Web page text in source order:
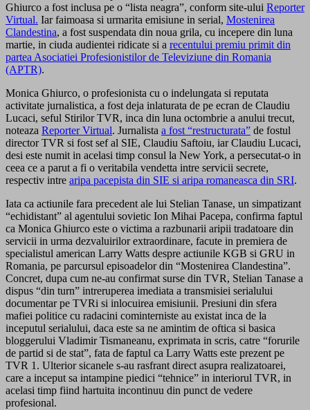
Ghiurco a fost inclusa pe o “lista neagra”, conform site-ului Reporter
Virtual. Iar faimoasa si urmarita emisiune in serial, Mostenirea
Clandestina, a fost suspendata din noua grila, cu incepere din luna
martie, in ciuda audientei ridicate si a recentului premiu primit din
partea Asociatiei Profesionistilor de Televiziune din Romania
(APTR).
Monica Ghiurco, o profesionista cu o indelungata si reputata
activitate jurnalistica, a fost deja inlaturata de pe ecran de Claudiu
Lucaci, seful Stirilor TVR, inca din luna octombrie a anului trecut,
noteaza Reporter Virtual. Jurnalista a fost “restructurata” de fostul
director TVR si fost sef al SIE, Claudiu Saftoiu, iar Claudiu Lucaci,
desi este numit in acelasi timp consul la New York, a persecutat-o in
ceea ce a parut a fi o veritabila vendetta intre servicii secrete,
respectiv intre aripa pacepista din SIE si aripa romaneasca din SRI.
Iata ca actiunile fara precedent ale lui Stelian Tanase, un simpatizant
“echidistant” al agentului sovietic Ion Mihai Pacepa, confirma faptul
ca Monica Ghiurco este o victima a razbunarii aripii tradatoare din
servicii in urma dezvaluirilor extraordinare, facute in premiera de
specialistul american Larry Watts despre actiunile KGB si GRU in
Romania, pe parcursul episoadelor din “Mostenirea Clandestina”.
Concret, dupa cum ne-au confirmat surse din TVR, Stelian Tanase a
dispus “din turn” intreruperea imediata a transmisiei serialului
documentar pe TVRi si inlocuirea emisiunii. Presiuni din sfera
mafiei politice cu radacini cominterniste au existat inca de la
inceputul serialului, daca este sa ne amintim de oftica si basica
bloggerului Vladimir Tismaneanu, exprimata in scris, catre “forurile
de partid si de stat”, fata de faptul ca Larry Watts este prezent pe
TVR 1. Ulterior sicanele s-au rasfrant direct asupra realizatoarei,
care a inceput sa intampine piedici “tehnice” in interiorul TVR, in
acelasi timp fiind hartuita incontinuu din punct de vedere
profesional.